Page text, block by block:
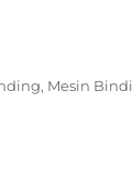
, Mesin